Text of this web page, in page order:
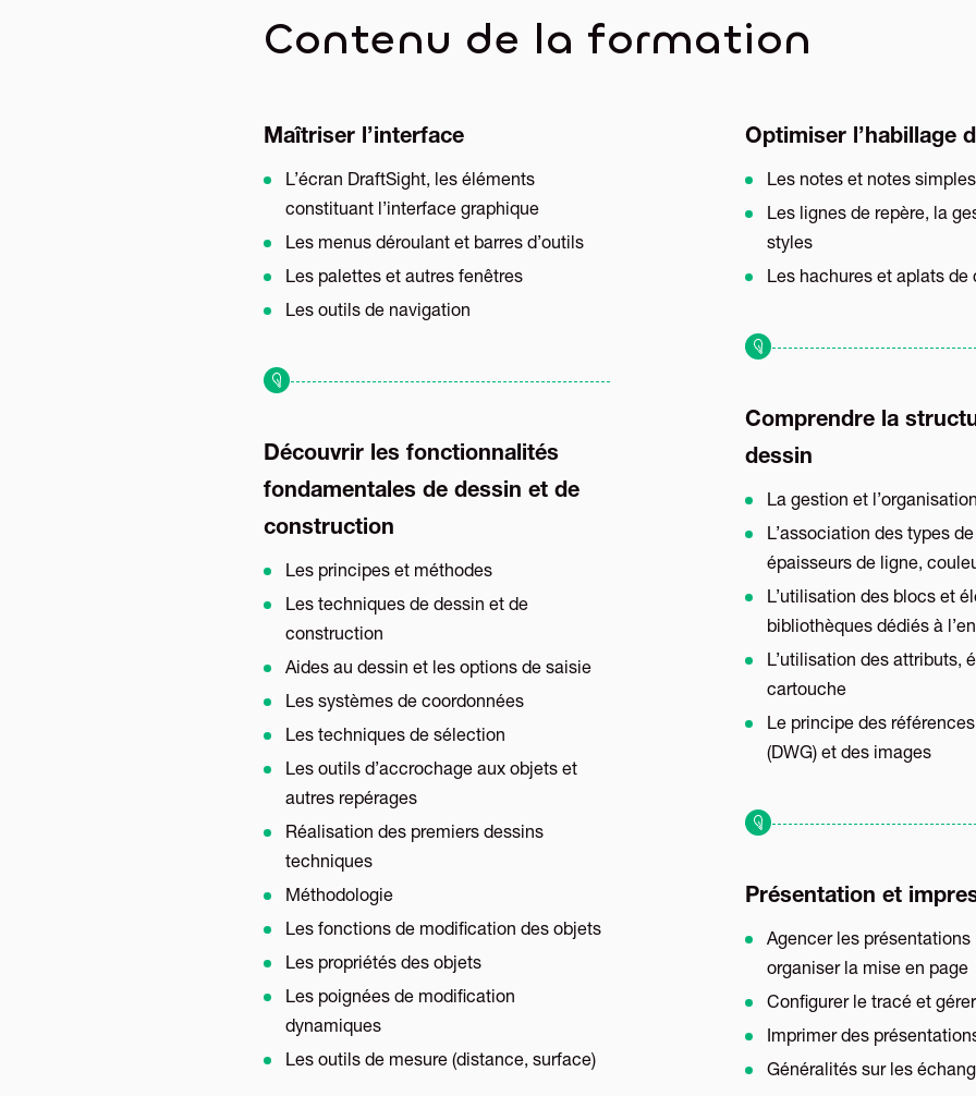
Contenu de la formation
Maîtriser l’interface
L’écran DraftSight, les éléments
constituant l’interface graphique
Les menus déroulant et barres d’outils
Les palettes et autres fenêtres
Les outils de navigation
Découvrir les fonctionnalités
fondamentales de dessin et de
construction
Les principes et méthodes
Les techniques de dessin et de
construction
Aides au dessin et les options de saisie
Les systèmes de coordonnées
Les techniques de sélection
Les outils d’accrochage aux objets et
autres repérages
Réalisation des premiers dessins
techniques
Méthodologie
Les fonctions de modification des objets
Les propriétés des objets
Les poignées de modification
dynamiques
Les outils de mesure (distance, surface)
Optimiser l’habillage
Les notes et notes
Les lignes de repère, la
styles
Les hachures et aplats de
Comprendre la
dessin
La gestion et
L’association des types
épaisseurs de ligne,
L’utilisation des blocs et
bibliothèques dédiés à
L’utilisation des attributs,
cartouche
Le principe des
(DWG) et des images
Présentation et
Agencer les
organiser la mise en page
Configurer le tracé et
Imprimer des
Généralités sur les